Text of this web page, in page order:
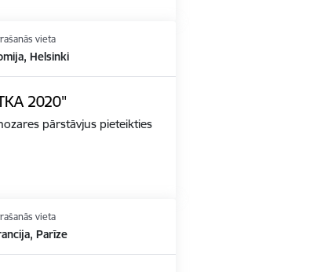
vieta
Helsinki
2020"
pārstāvjus pieteikties
vieta
Parīze